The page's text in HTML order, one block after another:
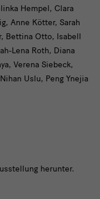
Hempel, Clara
Anne Kötter, Sarah
Bettina Otto, Isabell
Lena Roth, Diana
Verena Siebeck,
Uslu, Peng Ynejia
herunter.